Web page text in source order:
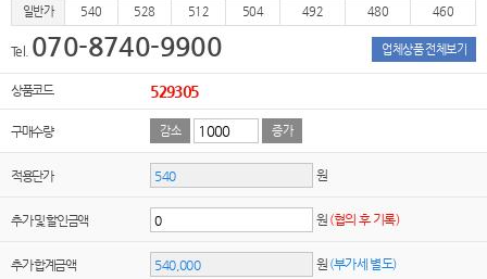
일반가
540 528 512 504 492 480 460
Tel. 070-8740-9900 업체상품 전체보기
상품코드 529305
구매수량 감소 증가
적용단가 원
추가 및 할인금액 원 (협의 후 기록)
추가 합계금액 원 (부가세 별도)